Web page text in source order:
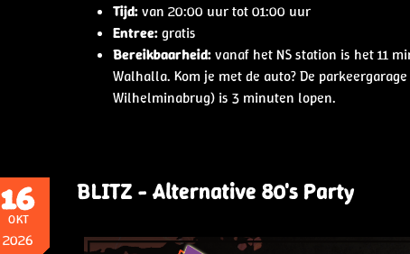
Tijd:van 20:00 uur tot 01:00 uur
Entree:gratis
Bereikbaarheid:vanaf het NS station is het 11
Walhalla. Kom je met de auto? De
Wilhelminabrug) is 3 minuten lopen.
16
OKT
2026
BLITZ - Alternative 80's Party